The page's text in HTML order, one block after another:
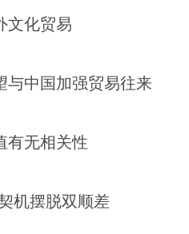
文化贸易
与中国加强贸易往来
有无相关性
机摆脱双顺差